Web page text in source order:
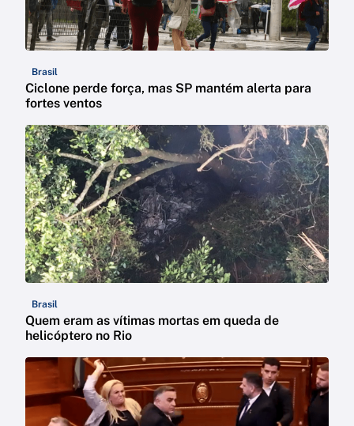
Brasil
Ciclone perde força, mas SP mantém alerta para
fortes ventos
Brasil
Quem eram as vítimas mortas em queda de
helicóptero no Rio